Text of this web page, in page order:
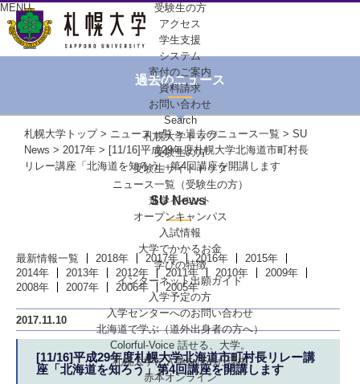
MENU
受験生の方
アクセス
学生支援
システム
寄付のご案内
資料請求
お問い合わせ
Search
札幌大学トップ
受験生の方
受験生サイトトップ
ニュース一覧（受験生の方）
進学イベント
オープンキャンパス
入試情報
大学でかかるお金
学びの特徴
インターネット出願ガイド
入学予定の方
入学センターへのお問い合わせ
北海道で学ぶ（道外出身者の方へ）
Colorful-Voice 話せる、大学。
札幌大学に入学を決めた理由
赤本オンライン
過去のニュース
札幌大学トップ> ニュース一覧>過去のニュース一覧 > SU
News > 2017年 > [11/16]平成29年度札幌大学北海道市町村長
リレー講座「北海道を知ろう」第4回講座を開講します
SU News
最新情報一覧 2018年 2017年 2016年
2015年
2014年
2013年 2012年 2011年 2010年
2009年
2008年
2007年 2006年 2005年
2017.11.10
[11/16]平成29年度札幌大学北海道市町村長リレー講
座「北海道を知ろう」第4回講座を開講します